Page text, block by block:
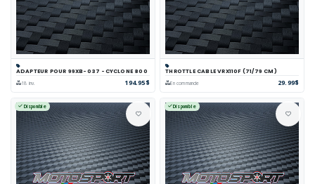
ADAPTEUR POUR 99XB-037 -CYCLONE 800
18 inv. 194.95$
THROTTLE CABLE VRX110F (71/79 CM)
En commande 29.99$
Disponible Disponible